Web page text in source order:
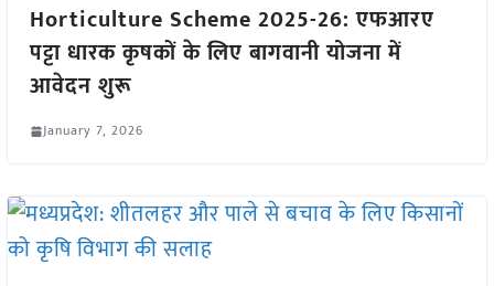
Horticulture Scheme 2025-26: एफआरए
पट्टा धारक कृषकों के लिए बागवानी योजना में
आवेदन शुरू
January 7, 2026